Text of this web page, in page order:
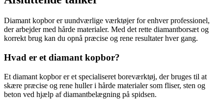
Diamant kopbor er uundværlige værktøjer for enhver professionel,
der arbejder med hårde materialer. Med det rette diamantborsæt og
korrekt brug kan du opnå præcise og rene resultater hver gang.
Hvad er et diamant kopbor?
Et diamant kopbor er et specialiseret boreværktøj, der bruges til at
skære præcise og rene huller i hårde materialer som fliser, sten og
beton ved hjælp af diamantbelægning på spidsen.